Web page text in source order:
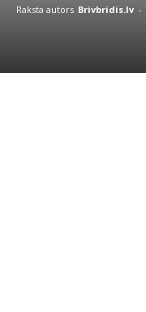
Raksta autors Brivbridis.lv -